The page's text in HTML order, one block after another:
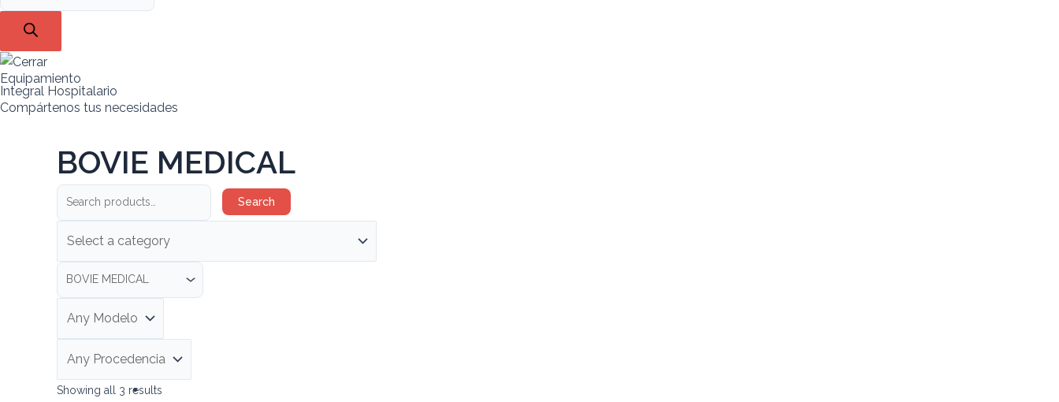
Equipamiento
Integral Hospitalario
Compártenos tus necesidades
BOVIE MEDICAL
Search
Showing all 3 results